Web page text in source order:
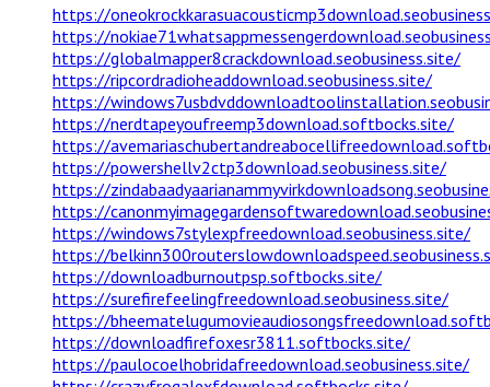
https://
https://
https://globalmapper8crackdownload.seobusiness.site/
https://ripcordradioheaddownload.seobusiness.site/
https://
https://nerdtapeyoufreemp3download.softbocks.site/
https://
https://powershellv2ctp3download.seobusiness.site/
https://
https://
https://windows7stylexpfreedownload.seobusiness.site/
https://
https://downloadburnoutpsp.softbocks.site/
https://surefirefeelingfreedownload.seobusiness.site/
https://
https://downloadfirefoxesr3811.softbocks.site/
https://paulocoelhobridafreedownload.seobusiness.site/